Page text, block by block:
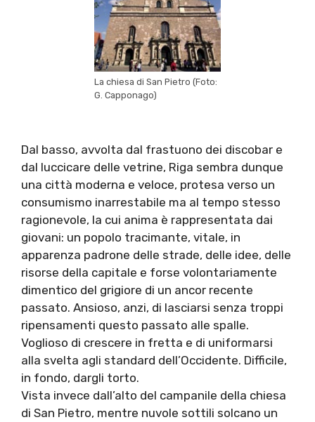
La chiesa di San Pietro (Foto:
G. Capponago)
Dal basso, avvolta dal frastuono dei discobar e
dal luccicare delle vetrine, Riga sembra dunque
una città moderna e veloce, protesa verso un
consumismo inarrestabile ma al tempo stesso
ragionevole, la cui anima è rappresentata dai
giovani: un popolo tracimante, vitale, in
apparenza padrone delle strade, delle idee, delle
risorse della capitale e forse volontariamente
dimentico del grigiore di un ancor recente
passato. Ansioso, anzi, di lasciarsi senza troppi
ripensamenti questo passato alle spalle.
Voglioso di crescere in fretta e di uniformarsi
alla svelta agli standard dell’Occidente. Difficile,
in fondo, dargli torto.
Vista invece dall’alto del campanile della chiesa
di San Pietro, mentre nuvole sottili solcano un